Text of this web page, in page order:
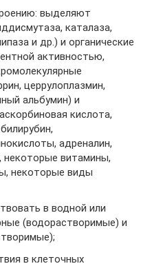
выделяют
каталаза,
и др.) и органические
активностью,
церрулоплазмин,
альбумин) и
кислота,
адреналин,
витамины,
некоторые виды
в водной или
(водорастворимые) и
в клеточных